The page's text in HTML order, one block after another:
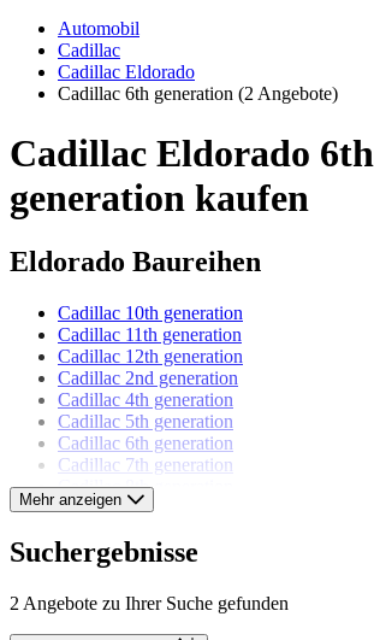
Automobil
Cadillac
Cadillac Eldorado
Cadillac 6th generation (2 Angebote)
Cadillac Eldorado 6th
generation kaufen
Eldorado Baureihen
Cadillac 10th generation
Cadillac 11th generation
Cadillac 12th generation
Cadillac 2nd generation
Cadillac 4th generation
Cadillac 5th generation
Cadillac 6th generation
Cadillac 7th generation
Cadillac 8th generation
Cadillac 9th generation
Cadillac Modelle
Cadillac Allanté
Cadillac Brougham
Mehr anzeigen
Suchergebnisse
2 Angebote zu Ihrer Suche gefunden